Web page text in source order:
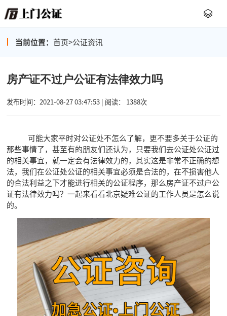
当前位置： 首页>公证资讯
房产证不过户公证有法律效力吗
发布时间：2021-08-27 03:47:53 | 阅读： 1388次
可能大家平时对公证处不怎么了解，更不要多关于公证的
那些事情了，甚至有的朋友们还认为，只要我们去公证处公证过
的相关事宜，就一定会有法律效力的，其实这是非常不正确的想
法，我们在公证处公证的相关事宜必须是合法的，在不损害他人
的合法利益之下才能进行相关的公证程序，那么房产证不过户公
证有法律效力吗？一起来看看北京疑难公证的工作人员是怎么说
的。